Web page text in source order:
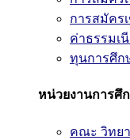
การสมัคร
ค่าธรรมเ
ทุนการศึก
หน่วยงานการศึ
คณะ วิทย